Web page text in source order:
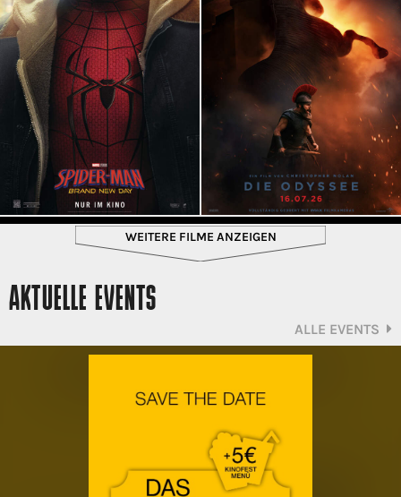
WEITERE FILME ANZEIGEN
AKTUELLE EVENTS
ALLE EVENTS